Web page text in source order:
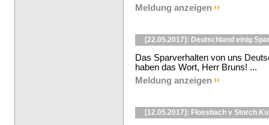
Meldung anzeigen
[22.05.2017]: Deutschland einig
Das Sparverhalten von uns
haben das Wort, Herr Bruns! ...
Meldung anzeigen
[12.05.2017]: Flossbach v Storch